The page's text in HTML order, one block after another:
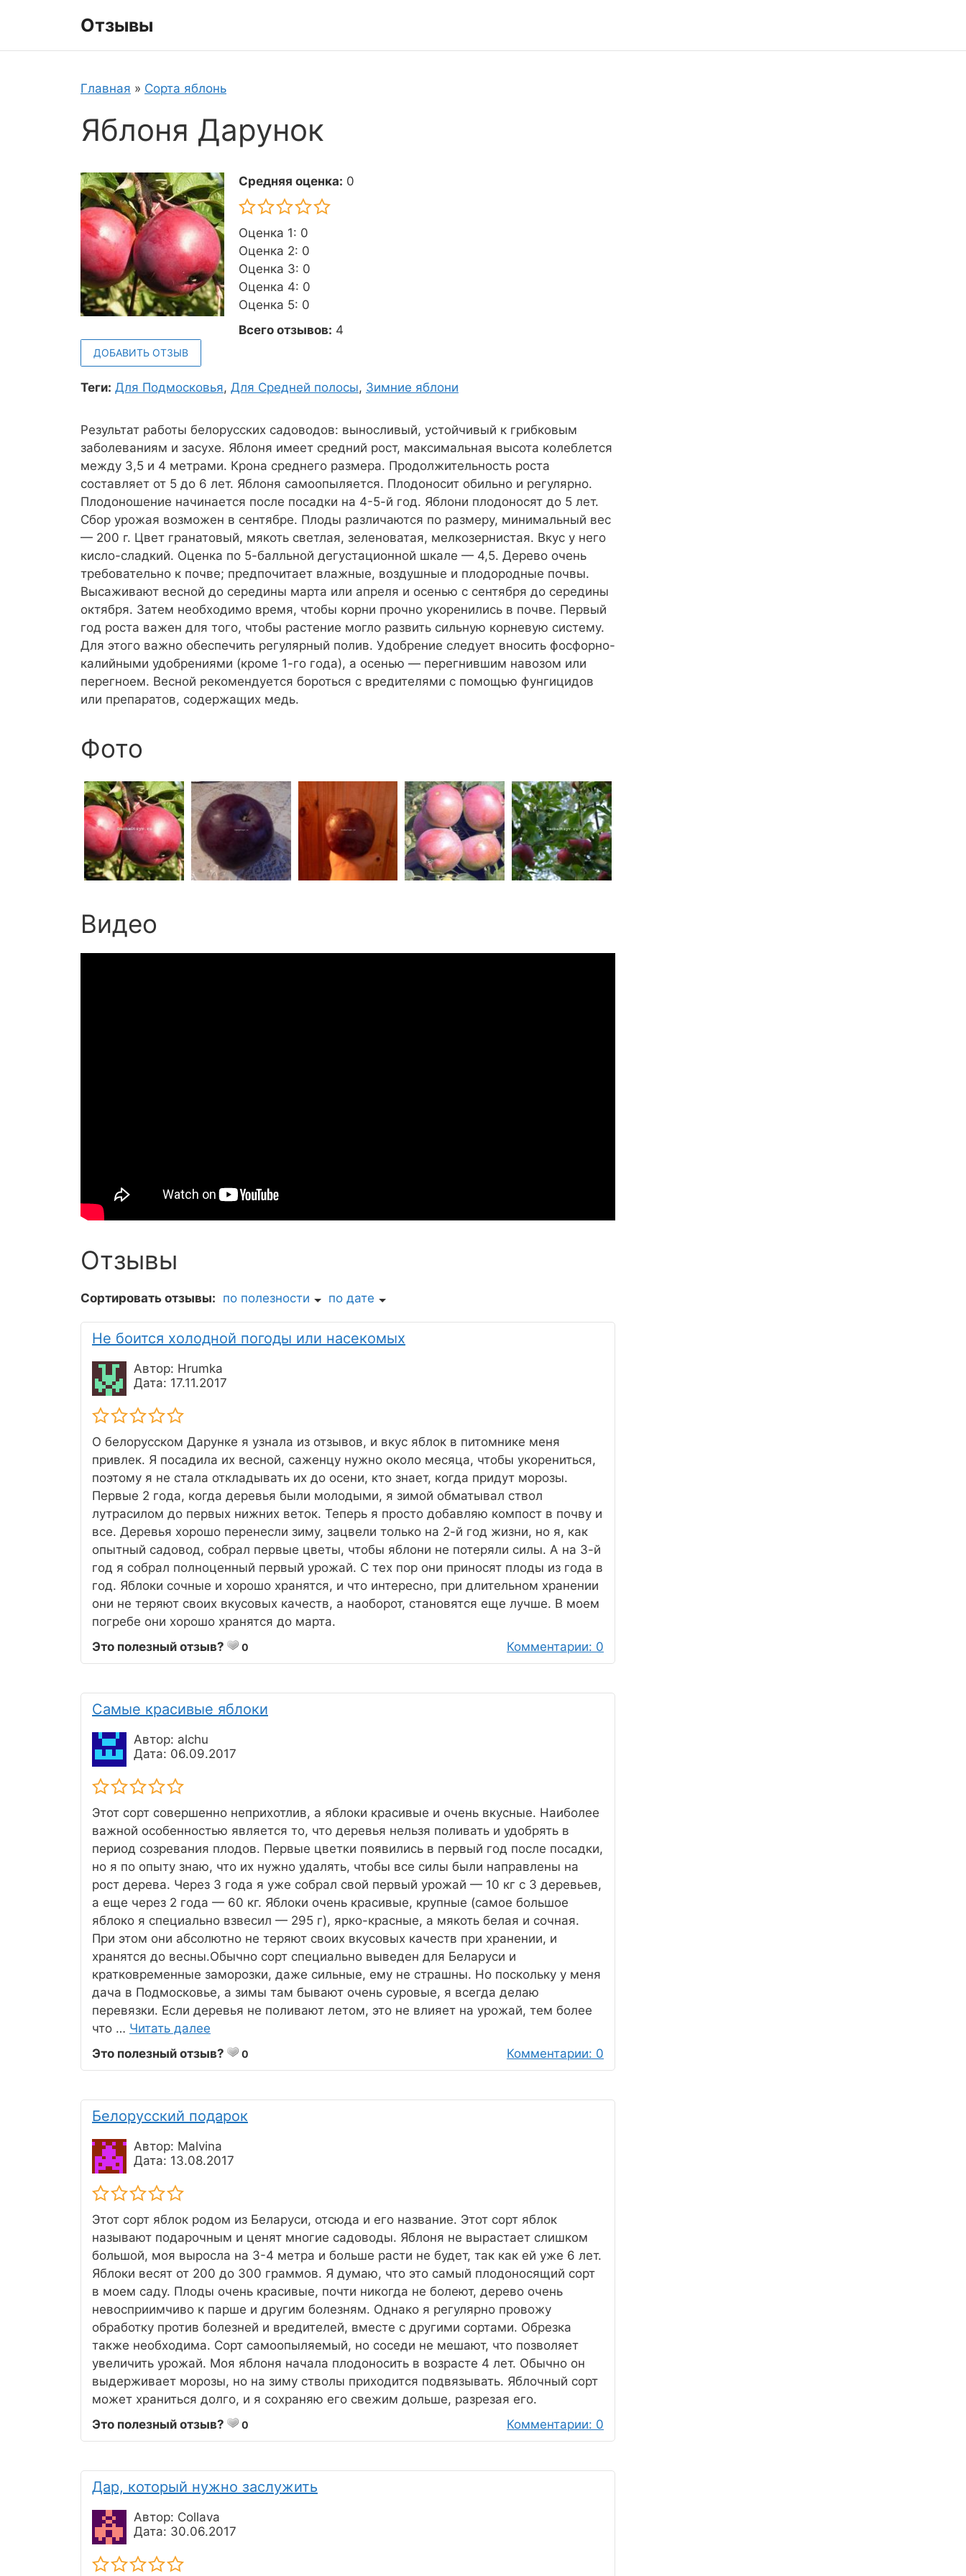
Отзывы
Главная » Сорта яблонь
Яблоня Дарунок
Средняя оценка: 0
Оценка 1: 0
Оценка 2: 0
Оценка 3: 0
Оценка 4: 0
Оценка 5: 0
Всего отзывов: 4
ДОБАВИТЬ ОТЗЫВ
Теги: Для Подмосковья, Для Средней полосы, Зимние яблони
Результат работы белорусских садоводов: выносливый, устойчивый к грибковым
заболеваниям и засухе. Яблоня имеет средний рост, максимальная высота колеблется
между 3,5 и 4 метрами. Крона среднего размера. Продолжительность роста
составляет от 5 до 6 лет. Яблоня самоопыляется. Плодоносит обильно и регулярно.
Плодоношение начинается после посадки на 4-5-й год. Яблони плодоносят до 5 лет.
Сбор урожая возможен в сентябре. Плоды различаются по размеру, минимальный вес
— 200 г. Цвет гранатовый, мякоть светлая, зеленоватая, мелкозернистая. Вкус у него
кисло-сладкий. Оценка по 5-балльной дегустационной шкале — 4,5. Дерево очень
требовательно к почве; предпочитает влажные, воздушные и плодородные почвы.
Высаживают весной до середины марта или апреля и осенью с сентября до середины
октября. Затем необходимо время, чтобы корни прочно укоренились в почве. Первый
год роста важен для того, чтобы растение могло развить сильную корневую систему.
Для этого важно обеспечить регулярный полив. Удобрение следует вносить фосфорно-
калийными удобрениями (кроме 1-го года), а осенью — перегнившим навозом или
перегноем. Весной рекомендуется бороться с вредителями с помощью фунгицидов
или препаратов, содержащих медь.
Фото
Видео
Отзывы
Сортировать отзывы: по полезности по дате
Не боится холодной погоды или насекомых
Автор: Hrumka
Дата: 17.11.2017
О белорусском Дарунке я узнала из отзывов, и вкус яблок в питомнике меня
привлек. Я посадила их весной, саженцу нужно около месяца, чтобы укорениться,
поэтому я не стала откладывать их до осени, кто знает, когда придут морозы.
Первые 2 года, когда деревья были молодыми, я зимой обматывал ствол
лутрасилом до первых нижних веток. Теперь я просто добавляю компост в почву и
все. Деревья хорошо перенесли зиму, зацвели только на 2-й год жизни, но я, как
опытный садовод, собрал первые цветы, чтобы яблони не потеряли силы. А на 3-й
год я собрал полноценный первый урожай. С тех пор они приносят плоды из года в
год. Яблоки сочные и хорошо хранятся, и что интересно, при длительном хранении
они не теряют своих вкусовых качеств, а наоборот, становятся еще лучше. В моем
погребе они хорошо хранятся до марта.
Это полезный отзыв?
0 Комментарии: 0
Самые красивые яблоки
Автор: alchu
Дата: 06.09.2017
Этот сорт совершенно неприхотлив, а яблоки красивые и очень вкусные. Наиболее
важной особенностью является то, что деревья нельзя поливать и удобрять в
период созревания плодов. Первые цветки появились в первый год после посадки,
но я по опыту знаю, что их нужно удалять, чтобы все силы были направлены на
рост дерева. Через 3 года я уже собрал свой первый урожай — 10 кг с 3 деревьев,
а еще через 2 года — 60 кг. Яблоки очень красивые, крупные (самое большое
яблоко я специально взвесил — 295 г), ярко-красные, а мякоть белая и сочная.
При этом они абсолютно не теряют своих вкусовых качеств при хранении, и
хранятся до весны.Обычно сорт специально выведен для Беларуси и
кратковременные заморозки, даже сильные, ему не страшны. Но поскольку у меня
дача в Подмосковье, а зимы там бывают очень суровые, я всегда делаю
перевязки. Если деревья не поливают летом, это не влияет на урожай, тем более
что … Читать далее
Это полезный отзыв?
0 Комментарии: 0
Белорусский подарок
Автор: Malvina
Дата: 13.08.2017
Этот сорт яблок родом из Беларуси, отсюда и его название. Этот сорт яблок
называют подарочным и ценят многие садоводы. Яблоня не вырастает слишком
большой, моя выросла на 3-4 метра и больше расти не будет, так как ей уже 6 лет.
Яблоки весят от 200 до 300 граммов. Я думаю, что это самый плодоносящий сорт
в моем саду. Плоды очень красивые, почти никогда не болеют, дерево очень
невосприимчиво к парше и другим болезням. Однако я регулярно провожу
обработку против болезней и вредителей, вместе с другими сортами. Обрезка
также необходима. Сорт самоопыляемый, но соседи не мешают, что позволяет
увеличить урожай. Моя яблоня начала плодоносить в возрасте 4 лет. Обычно он
выдерживает морозы, но на зиму стволы приходится подвязывать. Яблочный сорт
может храниться долго, и я сохраняю его свежим дольше, разрезая его.
Это полезный отзыв?
0 Комментарии: 0
Дар, который нужно заслужить
Автор: Collava
Дата: 30.06.2017